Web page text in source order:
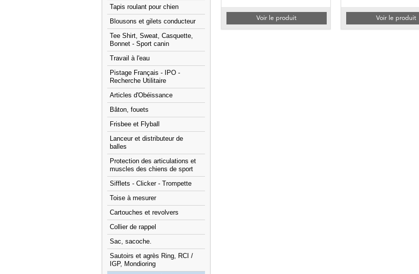
Tapis roulant pour chien
Blousons et gilets conducteur
Tee Shirt, Sweat, Casquette,
Bonnet - Sport canin
Travail à l'eau
Pistage Français - IPO -
Recherche Utilitaire
Articles d'Obéissance
Bâton, fouets
Frisbee et Flyball
Lanceur et distributeur de
balles
Protection des articulations et
muscles des chiens de sport
Sifflets - Clicker - Trompette
Toise à mesurer
Cartouches et revolvers
Collier de rappel
Sac, sacoche.
Sautoirs et agrès Ring, RCI /
IGP, Mondioring
Voir le produit Voir le produit